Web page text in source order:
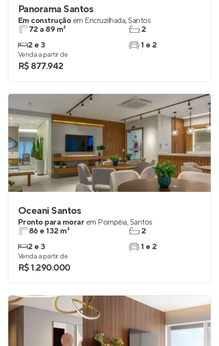
Panorama Santos
Em construção em Encruzilhada,Santos
72 a 89 m²
2 e 3
2
1 e 2
Venda a partir de
R$ 877.942
Oceani Santos
Pronto para morar em Pompéia,Santos
86 e 132 m²
2 e 3
2
1 e 2
Venda a partir de
R$ 1.290.000